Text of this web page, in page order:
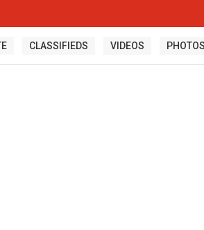
CLASSIFIEDS VIDEOS PHOTOS